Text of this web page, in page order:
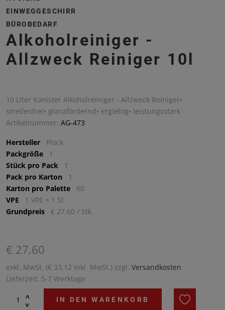
EINWEGGESCHIRR
BÜROBEDARF
Alkoholreiniger -
Allzweck Reiniger 10l
10 Liter Kanister Alkoholreiniger - Allzweck Reiniger•
streifenfrei• glanzfördernd• ergiebig• leistungsstark
Artikelnummer: AG-473
Hersteller
Plock
Packgröße
1
Stück pro Pack
1
Pack pro Karton
1
Karton pro Palette
60
VPE
1 VPE = 1 St
Grundpreis
€ 27,60 / Stk.
€ 27,60
exkl. MwSt. (€ 33,12 inkl. MwSt.) zzgl. Versandkosten
Lieferzeit: 5-7 Werktage
^
^
IN DEN WARENKORB